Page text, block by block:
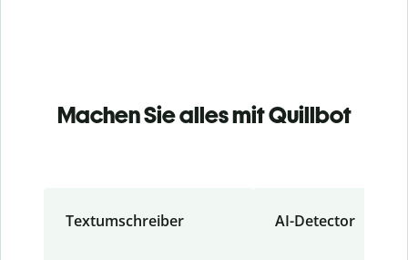
Machen Sie alles mit Quillbot
Textumschreiber AI-Detector